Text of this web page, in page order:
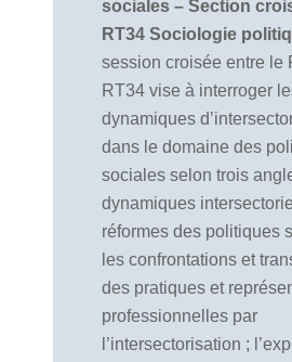
sociales – Section
RT34 Sociologie
session croisée entre le
RT34 vise à interroger
dynamiques
dans le domaine des
sociales selon trois
dynamiques
réformes des politiques
les confrontations et
des pratiques et
professionnelles par
l’intersectorisation ;